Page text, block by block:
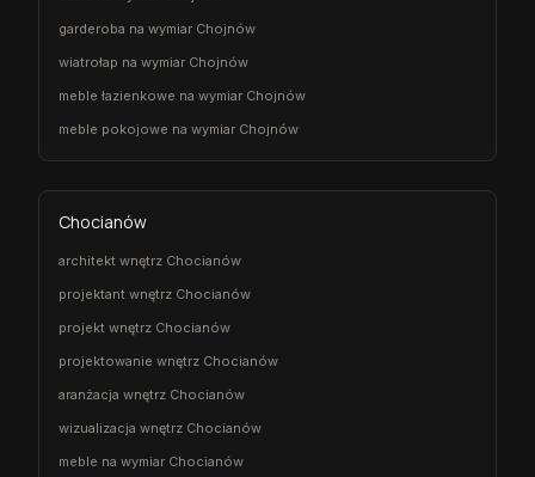
garderoba na wymiar Chojnów
wiatrołap na wymiar Chojnów
meble łazienkowe na wymiar Chojnów
meble pokojowe na wymiar Chojnów
Chocianów
architekt wnętrz Chocianów
projektant wnętrz Chocianów
projekt wnętrz Chocianów
projektowanie wnętrz Chocianów
aranżacja wnętrz Chocianów
wizualizacja wnętrz Chocianów
meble na wymiar Chocianów